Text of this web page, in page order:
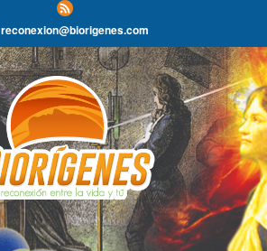
reconexion@biorigenes.com